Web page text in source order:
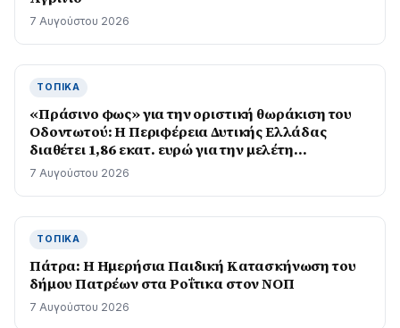
7 Αυγούστου 2026
ΤΟΠΙΚΆ
«Πράσινο φως» για την οριστική θωράκιση του
Οδοντωτού: Η Περιφέρεια Δυτικής Ελλάδας
διαθέτει 1,86 εκατ. ευρώ για την μελέτη
επαναλειτουργίας του ιστορικού σιδηρόδρομου
7 Αυγούστου 2026
ΤΟΠΙΚΆ
Πάτρα: Η Ημερήσια Παιδική Κατασκήνωση του
δήμου Πατρέων στα Ροΐτικα στον ΝΟΠ
7 Αυγούστου 2026